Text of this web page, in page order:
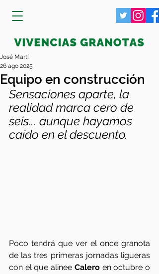
Equipo en construcción
José Martí
26 ago 2025
Sensaciones aparte, la
realidad marca cero de
seis... aunque hayamos
caído en el descuento.
Poco tendrá que ver el once granota
de las tres primeras jornadas ligueras
con el que alinee Calero en octubre o